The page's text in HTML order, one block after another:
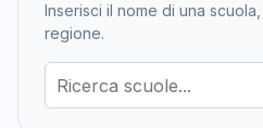
Inserisci il nome di una
regione.